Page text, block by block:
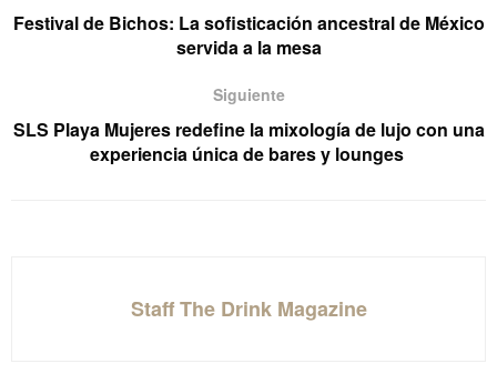
Festival de Bichos: La sofisticación ancestral de México
servida a la mesa
Siguiente
SLS Playa Mujeres redefine la mixología de lujo con una
experiencia única de bares y lounges
Staff The Drink Magazine